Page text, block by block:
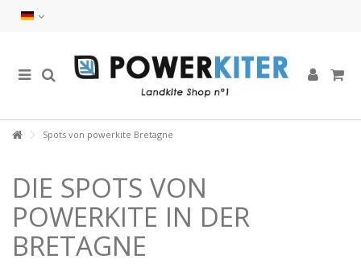
Spots von powerkite Bretagne
DIE SPOTS VON
POWERKITE IN DER
BRETAGNE